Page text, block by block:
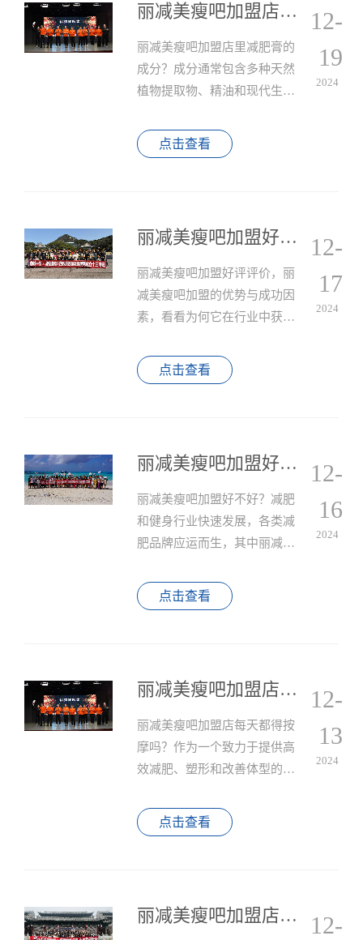
丽减美瘦吧加盟店里减肥膏的成分？
丽减美瘦吧加盟店里减肥膏的
成分？成分通常包含多种天然
植物提取物、精油和现代生物
技成分，如胶原蛋白、脂肪溶
解酶等，能够促进皮肤紧致，
点击查看
12-
19
2024
丽减美瘦吧加盟好评评价
丽减美瘦吧加盟好评评价，丽
减美瘦吧加盟的优势与成功因
素，看看为何它在行业中获得
点击查看
12-
17
2024
丽减美瘦吧加盟好不好？
丽减美瘦吧加盟好不好？减肥
和健身行业快速发展，各类减
肥品牌应运而生，其中丽减美
牌，那么丽减美瘦吧加盟究竟
好不好呢？
点击查看
12-
16
2024
丽减美瘦吧加盟店每天都得按摩吗？
丽减美瘦吧加盟店每天都得按
摩吗？作为一个致力于提供高
效减肥、塑形和改善体型的服
多投资者加盟。
点击查看
12-
13
2024
丽减美瘦吧加盟店靠什么减肥？
12-